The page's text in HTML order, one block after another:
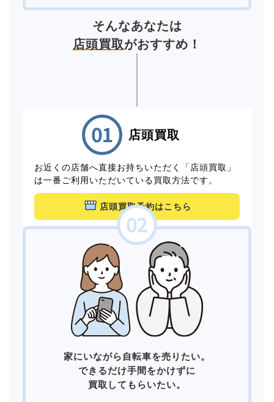
そんなあなたは
店頭買取がおすすめ！
店頭買取
お近くの店舗へ直接お持ちいただく「店頭買取」
は一番ご利用いただいている買取方法です。
店頭買取予約はこちら
家にいながら自転車を売りたい。
できるだけ手間をかけずに
買取してもらいたい。